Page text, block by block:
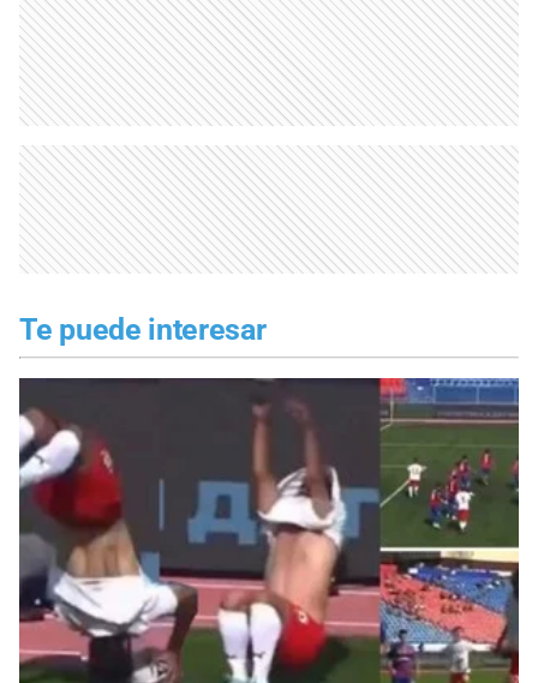
Te puede interesar